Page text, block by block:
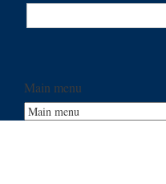
Search
Main menu